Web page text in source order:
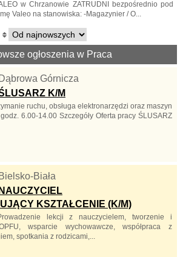
w Chrzanowie ZATRUDNI bezpośrednio pod
Valeo na stanowiska: -Magazynier / O...
ogłoszenia w Praca
Dąbrowa Górnicza
K/M
ruchu, obsługa elektronarzędzi oraz maszyn
6.00-14.00 Szczegóły Oferta pracy ŚLUSARZ
Bielsko-Biała
NAUCZYCIEL
KSZTAŁCENIE (K/M)
lekcji z nauczycielem, tworzenie i
wsparcie wychowawcze, współpraca z
spotkania z rodzicami,...